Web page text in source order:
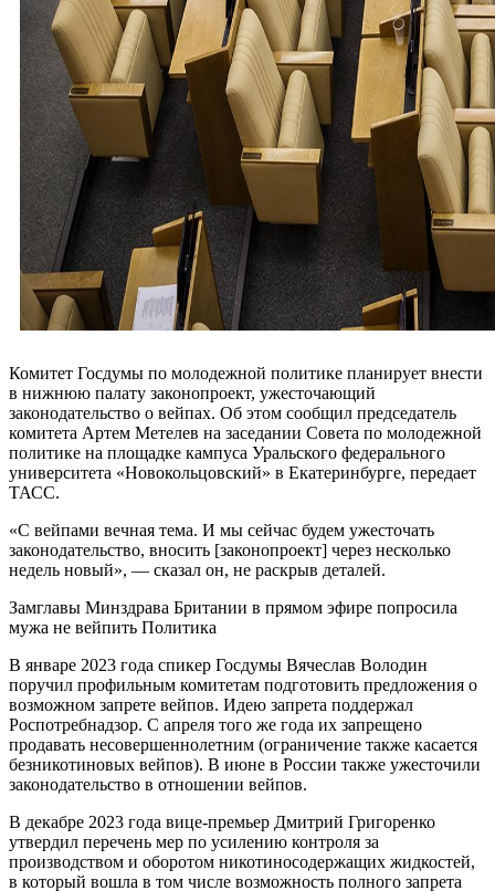
Комитет Госдумы по молодежной политике планирует внести
в нижнюю палату законопроект, ужесточающий
законодательство о вейпах. Об этом сообщил председатель
комитета Артем Метелев на заседании Совета по молодежной
политике на площадке кампуса Уральского федерального
университета «Новокольцовский» в Екатеринбурге, передает
ТАСС.
«С вейпами вечная тема. И мы сейчас будем ужесточать
законодательство, вносить [законопроект] через несколько
недель новый», — сказал он, не раскрыв деталей.
Замглавы Минздрава Британии в прямом эфире попросила
мужа не вейпить Политика
В январе 2023 года спикер Госдумы Вячеслав Володин
поручил профильным комитетам подготовить предложения о
возможном запрете вейпов. Идею запрета поддержал
Роспотребнадзор. С апреля того же года их запрещено
продавать несовершеннолетним (ограничение также касается
безникотиновых вейпов). В июне в России также ужесточили
законодательство в отношении вейпов.
В декабре 2023 года вице-премьер Дмитрий Григоренко
утвердил перечень мер по усилению контроля за
производством и оборотом никотиносодержащих жидкостей,
в который вошла в том числе возможность полного запрета